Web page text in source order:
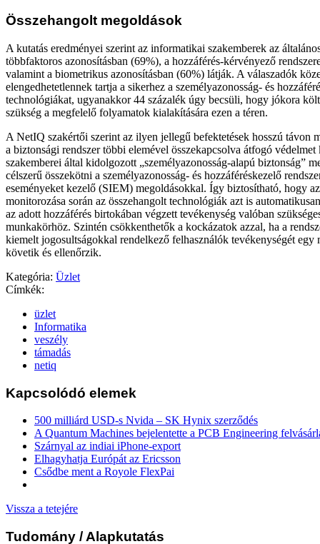
Összehangolt megoldások
A kutatás eredményei szerint az informatikai szakemberek az
többfaktoros azonosításban (69%), a hozzáférés-kérvényező
valamint a biometrikus azonosításban (60%) látják. A válaszadók
elengedhetetlennek tartja a sikerhez a személyazonosság- és
technológiákat, ugyanakkor 44 százalék úgy becsüli, hogy jókora
szükség a megfelelő folyamatok kialakítására ezen a téren.
A NetIQ szakértői szerint az ilyen jellegű befektetések hosszú távon
a biztonsági rendszer többi elemével összekapcsolva átfogó
szakemberei által kidolgozott „személyazonosság-alapú biztonság”
célszerű összekötni a személyazonosság- és hozzáféréskezelő
eseményeket kezelő (SIEM) megoldásokkal. Így biztosítható, hogy
monitorozása során az összehangolt technológiák azt is
az adott hozzáférés birtokában végzett tevékenység valóban
munkakörhöz. Szintén csökkenthetők a kockázatok azzal, ha a
kiemelt jogosultságokkal rendelkező felhasználók tevékenységét egy
követik és ellenőrzik.
Kategória: Üzlet
Címkék:
üzlet
Informatika
veszély
támadás
netiq
Kapcsolódó elemek
500 milliárd USD-s Nvida – SK Hynix szerződés
A Quantum Machines bejelentette a PCB Engineering
Szárnyal az indiai iPhone-export
Elhagyhatja Európát az Ericsson
Csődbe ment a Royole FlexPai
Vissza a tetejére
Tudomány / Alapkutatás